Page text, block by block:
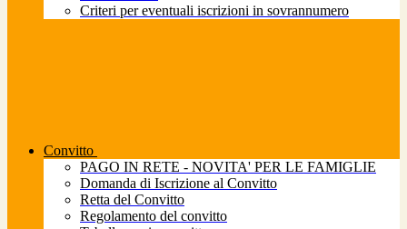
Criteri per eventuali iscrizioni in sovrannumero
Convitto
PAGO IN RETE - NOVITA' PER LE FAMIGLIE
Domanda di Iscrizione al Convitto
Retta del Convitto
Regolamento del convitto